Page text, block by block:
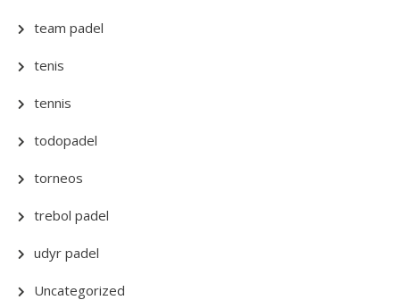
team padel
tenis
tennis
todopadel
torneos
trebol padel
udyr padel
Uncategorized